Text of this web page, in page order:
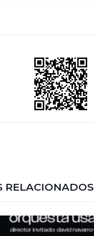
RELACIONADOS